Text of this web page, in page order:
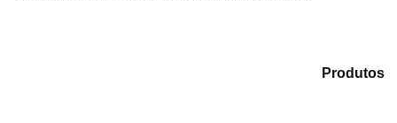
Produtos